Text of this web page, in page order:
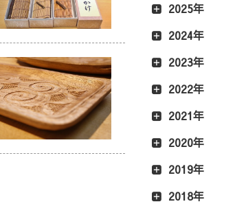
2025年
2024年
2023年
2022年
2021年
2020年
2019年
2018年